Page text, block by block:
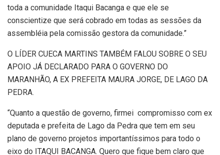
toda a comunidade Itaqui Bacanga e que ele se
conscientize que será cobrado em todas as sessões da
assembléia pela comissão gestora da comunidade.”
O LÍDER CUECA MARTINS TAMBÉM FALOU SOBRE O SEU
APOIO JÁ DECLARADO PARA O GOVERNO DO
MARANHÃO, A EX PREFEITA MAURA JORGE, DE LAGO DA
PEDRA.
“Quanto a questão de governo, firmei compromisso com ex
deputada e prefeita de Lago da Pedra que tem em seu
plano de governo projetos importantíssimos para todo o
eixo do ITAQUI BACANGA. Quero que fique bem claro que